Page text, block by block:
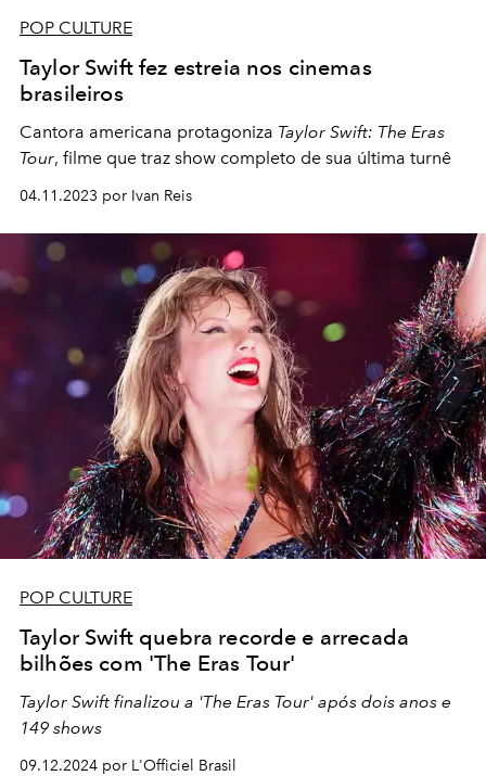
POP CULTURE
Taylor Swift fez estreia nos cinemas
brasileiros
Cantora americana protagoniza Taylor Swift: The Eras
Tour, filme que traz show completo de sua última turnê
04.11.2023 por Ivan Reis
POP CULTURE
Taylor Swift quebra recorde e arrecada
bilhões com 'The Eras Tour'
Taylor Swift finalizou a 'The Eras Tour' após dois anos e
149 shows
09.12.2024 por L'Officiel Brasil